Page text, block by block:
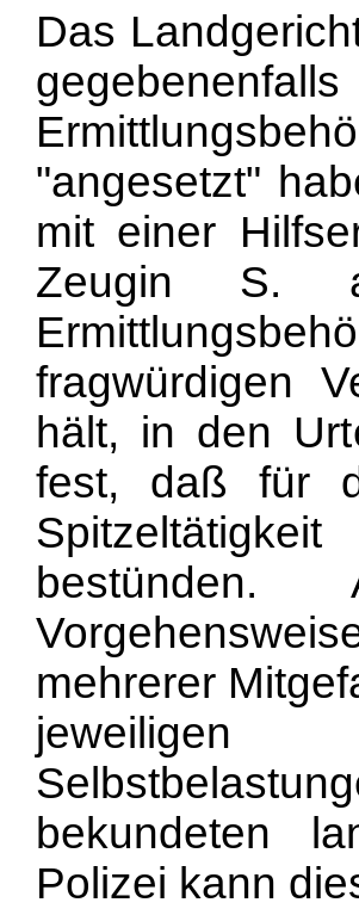
Das
"angesetzt"
mit einer
Zeugin S.
fragwürdigen
hält, in den
fest, daß für
bestünden.
mehrerer
jeweiligen
bekundeten
Polizei kann